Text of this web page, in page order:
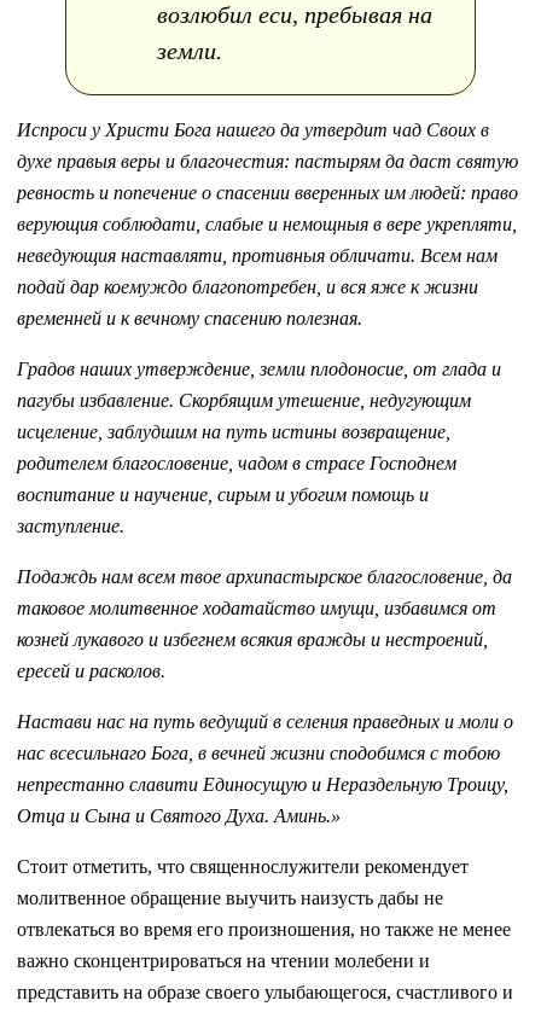
возлюбил еси, пребывая на
земли.
Испроси у Христи Бога нашего да утвердит чад Своих в
духе правыя веры и благочестия: пастырям да даст святую
ревность и попечение о спасении вверенных им людей: право
верующия соблюдати, слабые и немощныя в вере укрепляти,
неведующия наставляти, противныя обличати. Всем нам
подай дар коемуждо благопотребен, и вся яже к жизни
временней и к вечному спасению полезная.
Градов наших утверждение, земли плодоносие, от глада и
пагубы избавление. Скорбящим утешение, недугующим
исцеление, заблудшим на путь истины возвращение,
родителем благословение, чадом в страсе Господнем
воспитание и научение, сирым и убогим помощь и
заступление.
Подаждь нам всем твое архипастырское благословение, да
таковое молитвенное ходатайство имущи, избавимся от
козней лукавого и избегнем всякия вражды и нестроений,
ересей и расколов.
Настави нас на путь ведущий в селения праведных и моли о
нас всесильнаго Бога, в вечней жизни сподобимся с тобою
непрестанно славити Единосущую и Нераздельную Троицу,
Отца и Сына и Святого Духа. Аминь.»
Стоит отметить, что священнослужители рекомендует
молитвенное обращение выучить наизусть дабы не
отвлекаться во время его произношения, но также не менее
важно сконцентрироваться на чтении молебени и
представить на образе своего улыбающегося, счастливого и